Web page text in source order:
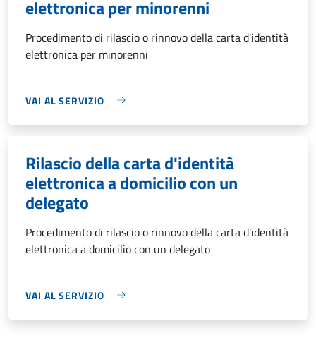
elettronica per minorenni
Procedimento di rilascio o rinnovo della carta d'identità
elettronica per minorenni
VAI AL SERVIZIO
Rilascio della carta d'identità
elettronica a domicilio con un
delegato
Procedimento di rilascio o rinnovo della carta d'identità
elettronica a domicilio con un delegato
VAI AL SERVIZIO